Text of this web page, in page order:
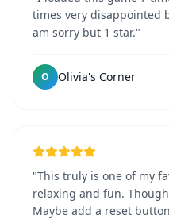
times very disappointed
am sorry but 1 star."
O Olivia's Corner
"This truly is one of my
relaxing and fun.
Maybe add a reset